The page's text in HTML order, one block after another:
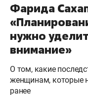
Фарида
нужно
внимание»
О том, какие
женщинам, которые
ранее